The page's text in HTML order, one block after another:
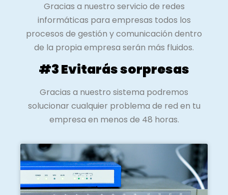
Gracias a nuestro servicio de redes
informáticas para empresas todos los
procesos de gestión y comunicación dentro
de la propia empresa serán más fluidos.
#3 Evitarás sorpresas
Gracias a nuestro sistema podremos
solucionar cualquier problema de red en tu
empresa en menos de 48 horas.